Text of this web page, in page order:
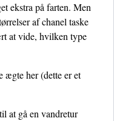
ekstra på farten. Men
af chanel taske
at vide, hvilken type
ægte her(dette er et
at gå en vandretur